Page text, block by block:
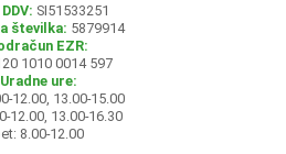
SI51533251
številka: 5879914
EZR:
1010 0014 597
Uradne ure:
12.00, 13.00-15.00
12.00, 13.00-16.30
8.00-12.00